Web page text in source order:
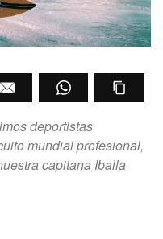
deportistas
mundial profesional,
capitana Iballa